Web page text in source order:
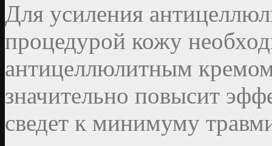
Для усиления
процедурой кожу
антицеллюлитным
значительно повысит
сведет к минимуму